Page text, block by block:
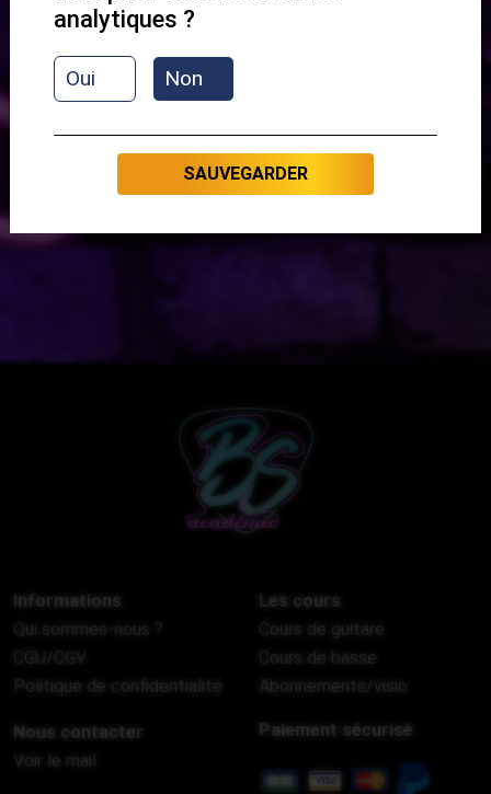
Présentation
C'EST PARTI
Oui Non
analytiques ?
SAUVEGARDER
Informations
Qui sommes-nous ?
Politique de confidentialité
Les cours
Cours de guitare
Cours de basse
Abonnements/visio
Nous contacter
Voir le mail
Paiement sécurisé